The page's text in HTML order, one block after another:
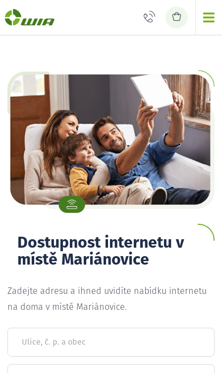
Dostupnost internetu v
místě Mariánovice
Zadejte adresu a ihned uvidíte nabídku internetu
na doma v místě Mariánovice.
Ulice, č. p. a obec